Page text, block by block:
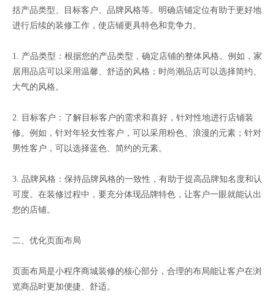
括产品类型、目标客户、品牌风格等。明确店铺定位有助于更好地
进行后续的装修工作，使店铺更具特色和竞争力。
1. 产品类型：根据您的产品类型，确定店铺的整体风格。例如，家
居用品店可以采用温馨、舒适的风格；时尚潮品店可以选择简约、
大气的风格。
2. 目标客户：了解目标客户的需求和喜好，针对性地进行店铺装
修。例如，针对年轻女性客户，可以采用粉色、浪漫的元素；针对
男性客户，可以选择蓝色、简约的元素。
3. 品牌风格：保持品牌风格的一致性，有助于提高品牌知名度和认
可度。在装修过程中，要充分体现品牌特色，让客户一眼就能认出
您的店铺。
二、优化页面布局
页面布局是小程序商城装修的核心部分，合理的布局能让客户在浏
览商品时更加便捷、舒适。